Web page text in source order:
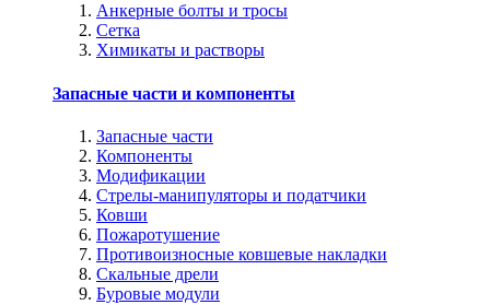
Анкерные болты и тросы
Сетка
Химикаты и растворы
Запасные части и компоненты
Запасные части
Компоненты
Модификации
Стрелы-манипуляторы и податчики
Ковши
Пожаротушение
Противоизносные ковшевые накладки
Скальные дрели
Буровые модули